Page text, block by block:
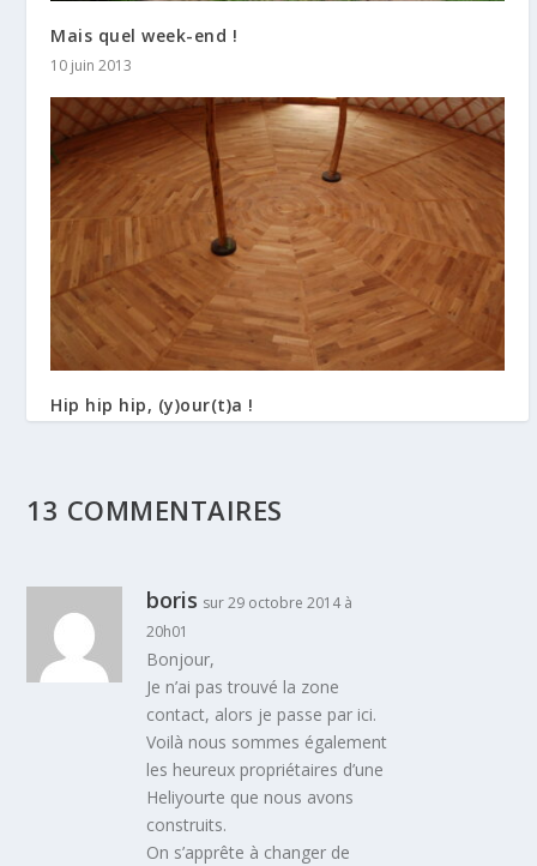
Mais quel week-end !
10 juin 2013
Hip hip hip, (y)our(t)a !
13 COMMENTAIRES
boris sur 29 octobre 2014 à
20h01
Bonjour,
Je n’ai pas trouvé la zone
contact, alors je passe par ici.
Voilà nous sommes également
les heureux propriétaires d’une
Heliyourte que nous avons
construits.
On s’apprête à changer de